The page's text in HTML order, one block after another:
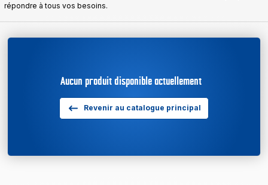
répondre à tous vos besoins.
Aucun produit disponible actuellement
Revenir au catalogue principal